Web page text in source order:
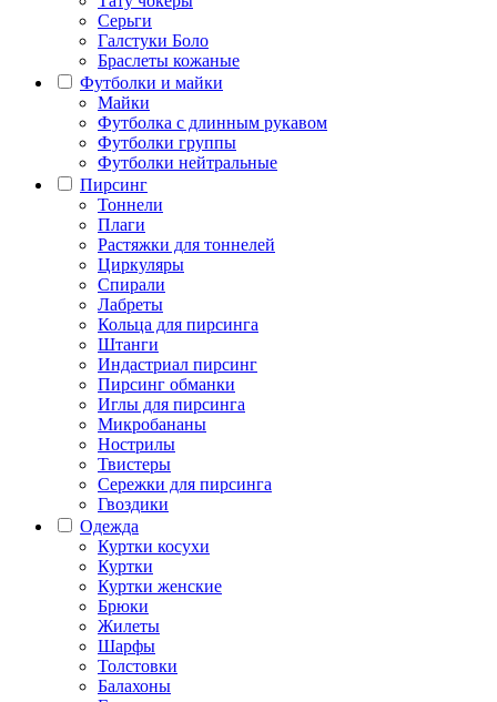
Серьги
Галстуки Боло
Браслеты кожаные
Футболки и майки
Майки
Футболка с длинным рукавом
Футболки группы
Футболки нейтральные
Пирсинг
Тоннели
Плаги
Растяжки для тоннелей
Циркуляры
Спирали
Лабреты
Кольца для пирсинга
Штанги
Индастриал пирсинг
Пирсинг обманки
Иглы для пирсинга
Микробананы
Нострилы
Твистеры
Сережки для пирсинга
Гвоздики
Одежда
Куртки косухи
Куртки
Куртки женские
Брюки
Жилеты
Шарфы
Толстовки
Балахоны